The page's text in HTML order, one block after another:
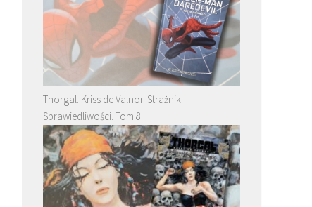
Thorgal. Kriss de Valnor. Strażnik
Sprawiedliwości. Tom 8